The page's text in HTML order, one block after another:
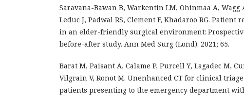
Saravana-Bawan B, Warkentin LM, Ohinmaa A, Wagg
Leduc J, Padwal RS, Clement F, Khadaroo RG. Patient
in an elder-friendly surgical environment:
before-after study. Ann Med Surg (Lond). 2021; 65.
Barat M, Paisant A, Calame P, Purcell Y, Lagadec M,
Vilgrain V, Ronot M. Unenhanced CT for clinical
patients presenting to the emergency department